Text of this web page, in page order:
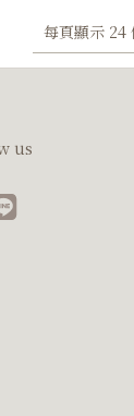
每頁顯示 24
us